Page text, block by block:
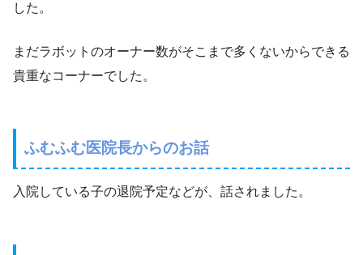
した。
まだラボットのオーナー数がそこまで多くないからできる
貴重なコーナーでした。
ふむふむ医院長からのお話
入院している子の退院予定などが、話されました。